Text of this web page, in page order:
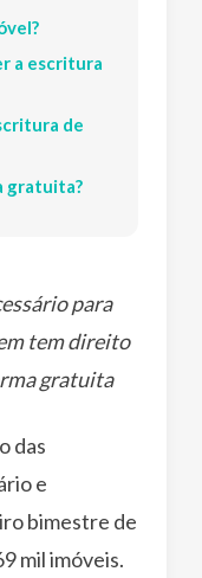
a escritura
de
gratuita?
para
tem direito
gratuita
das
e
bimestre de
mil imóveis.